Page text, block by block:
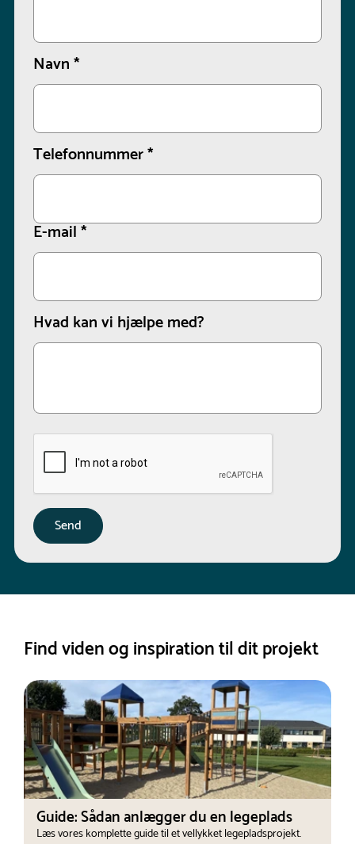
Navn*
Telefonnummer*
E-mail*
Hvad kan vi hjælpe med?
Find viden og inspiration til dit projekt
Guide: Sådan anlægger du en legeplads
Læs vores komplette guide til et vellykket legepladsprojekt.